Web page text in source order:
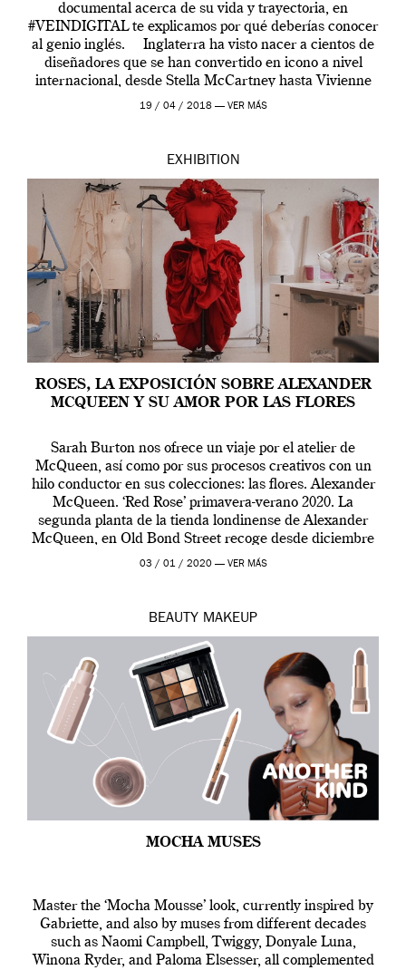
documental acerca de su vida y trayectoria, en
#VEINDIGITAL te explicamos por qué deberías conocer
al genio inglés. Inglaterra ha visto nacer a cientos de
diseñadores que se han convertido en icono a nivel
internacional, desde Stella McCartney hasta Vivienne
Westwood pasando […]
19 / 04 / 2018 — VER MÁS
EXHIBITION
ROSES, LA EXPOSICIÓN SOBRE ALEXANDER
MCQUEEN Y SU AMOR POR LAS FLORES
Sarah Burton nos ofrece un viaje por el atelier de
McQueen, así como por sus procesos creativos con un
hilo conductor en sus colecciones: las flores. Alexander
McQueen. ‘Red Rose’ primavera-verano 2020. La
segunda planta de la tienda londinense de Alexander
McQueen, en Old Bond Street recoge desde diciembre
de 2019 hasta final de abril […]
03 / 01 / 2020 — VER MÁS
BEAUTY MAKEUP
MOCHA MUSES
Master the ‘Mocha Mousse’ look, currently inspired by
Gabriette, and also by muses from different decades
such as Naomi Campbell, Twiggy, Donyale Luna,
Winona Ryder, and Paloma Elsesser, all complemented